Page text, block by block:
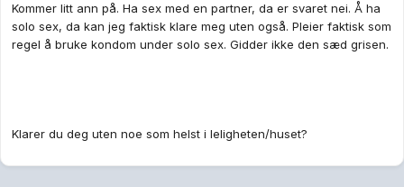
Kommer litt ann på. Ha sex med en partner, da er svaret nei. Å ha
solo sex, da kan jeg faktisk klare meg uten også. Pleier faktisk som
regel å bruke kondom under solo sex. Gidder ikke den sæd grisen.
Klarer du deg uten noe som helst i leligheten/huset?